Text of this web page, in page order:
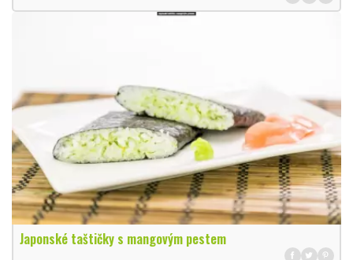
Japonské taštičky s mangovým pestem